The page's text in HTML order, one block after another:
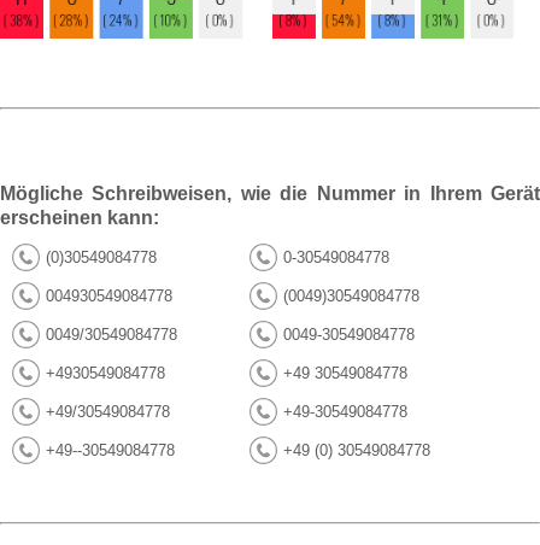
Mögliche Schreibweisen, wie die Nummer in Ihrem Gerät
erscheinen kann:
(0)30549084778 0-30549084778
004930549084778 (0049)30549084778
0049/30549084778 0049-30549084778
+4930549084778 +49 30549084778
+49/30549084778 +49-30549084778
+49--30549084778 +49 (0) 30549084778